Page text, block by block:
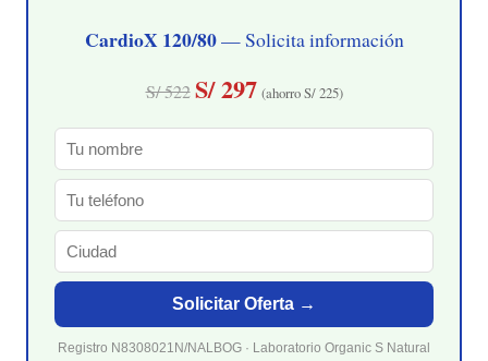
CardioX 120/80— Solicita información
S/ 522 S/ 297 (ahorro S/ 225)
Solicitar Oferta →
Registro N8308021N/NALBOG · Laboratorio Organic S Natural